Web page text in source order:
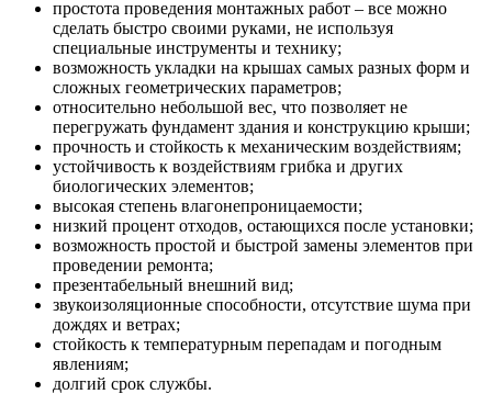
простота проведения монтажных работ – все можно
сделать быстро своими руками, не используя
специальные инструменты и технику;
возможность укладки на крышах самых разных форм и
сложных геометрических параметров;
относительно небольшой вес, что позволяет не
перегружать фундамент здания и конструкцию крыши;
прочность и стойкость к механическим воздействиям;
устойчивость к воздействиям грибка и других
биологических элементов;
высокая степень влагонепроницаемости;
низкий процент отходов, остающихся после установки;
возможность простой и быстрой замены элементов при
проведении ремонта;
презентабельный внешний вид;
звукоизоляционные способности, отсутствие шума при
дождях и ветрах;
стойкость к температурным перепадам и погодным
явлениям;
долгий срок службы.